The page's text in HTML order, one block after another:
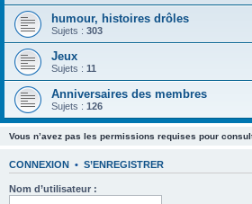
humour, histoires drôles
Sujets : 303
Jeux
Sujets : 11
Anniversaires des membres
Sujets : 126
Vous n’avez pas les permissions requises pour
CONNEXION • S’ENREGISTRER
Nom d’utilisateur :